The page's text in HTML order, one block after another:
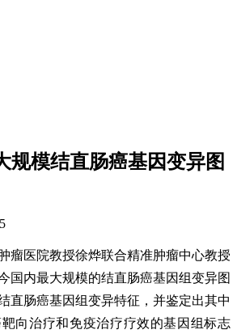
规模结直肠癌基因变异图
瘤医院教授徐烨联合精准肿瘤中心教授
国内最大规模的结直肠癌基因组变异图
直肠癌基因组变异特征，并鉴定出其中
向治疗和免疫治疗疗效的基因组标志